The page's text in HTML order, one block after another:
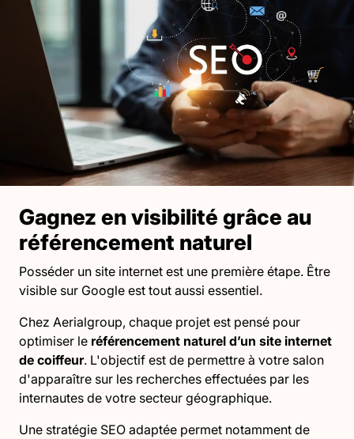
Gagnez en visibilité grâce au
référencement naturel
Posséder un site internet est une première étape. Être
visible sur Google est tout aussi essentiel.
Chez Aerialgroup, chaque projet est pensé pour
optimiser le référencement naturel d’un site internet
de coiffeur. L'objectif est de permettre à votre salon
d'apparaître sur les recherches effectuées par les
internautes de votre secteur géographique.
Une stratégie SEO adaptée permet notamment de